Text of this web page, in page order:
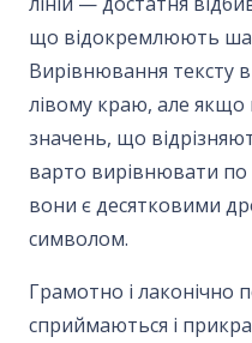
що відокремлюють
Вирівнювання тексту
лівому краю, але
значень, що
варто вирівнювати
вони є десятковими
символом.
Грамотно і лаконічно
сприймаються і